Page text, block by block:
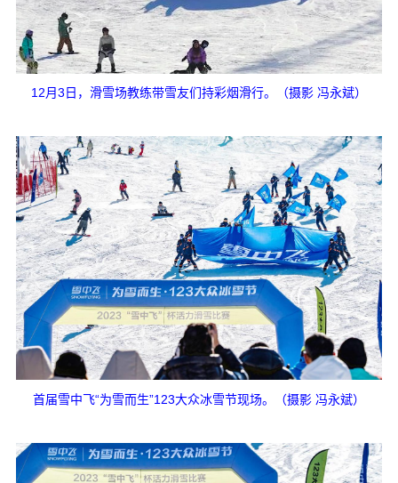
12月3日，滑雪场教练带雪友们持彩烟滑行。（摄影 冯永斌）
首届雪中飞“为雪而生”123大众冰雪节现场。（摄影 冯永斌）